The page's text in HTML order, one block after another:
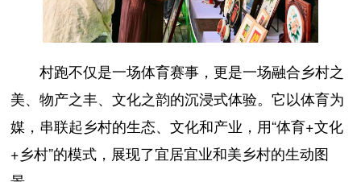
村跑不仅是一场体育赛事，更是一场融合乡村之
美、物产之丰、文化之韵的沉浸式体验。它以体育为
媒，串联起乡村的生态、文化和产业，用“体育+文化
+乡村”的模式，展现了宜居宜业和美乡村的生动图